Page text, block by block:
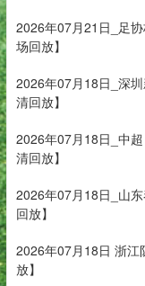
2026年07月21日_足
场回放】
2026年07月18日_深
清回放】
2026年07月18日_中
清回放】
2026年07月18日_山
回放】
2026年07月18日 浙江
放】